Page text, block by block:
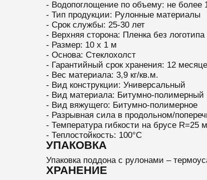
- Водопоглощение по объему: не более
- Тип продукции: Рулонные материалы
- Срок службы: 25-30 лет
- Верхняя сторона: Пленка без логотипа
- Размер: 10 х 1 м
- Основа: Стеклохолст
- Гарантийный срок хранения: 12
- Вес материала: 3,9 кг/кв.м.
- Вид конструкции: Универсальный
- Вид материала: Битумно-полимерный
- Вид вяжущего: Битумно-полимерное
- Разрывная сила в продольном/
- Температура гибкости на брусе R=25
- Теплостойкость: 100°C
УПАКОВКА
Упаковка поддона с рулонами –
ХРАНЕНИЕ